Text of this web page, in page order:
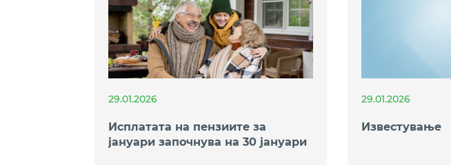
29.01.2026
Исплатата на пензиите за
јануари започнува на 30 јануари
29.01.2026
Известување